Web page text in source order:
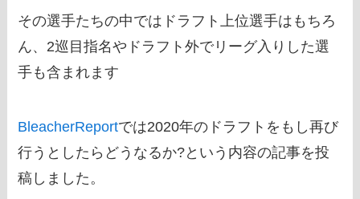
その選手たちの中ではドラフト上位選手はもちろ
ん、2巡目指名やドラフト外でリーグ入りした選
手も含まれます
BleacherReportでは2020年のドラフトをもし再び
行うとしたらどうなるか?という内容の記事を投
稿しました。